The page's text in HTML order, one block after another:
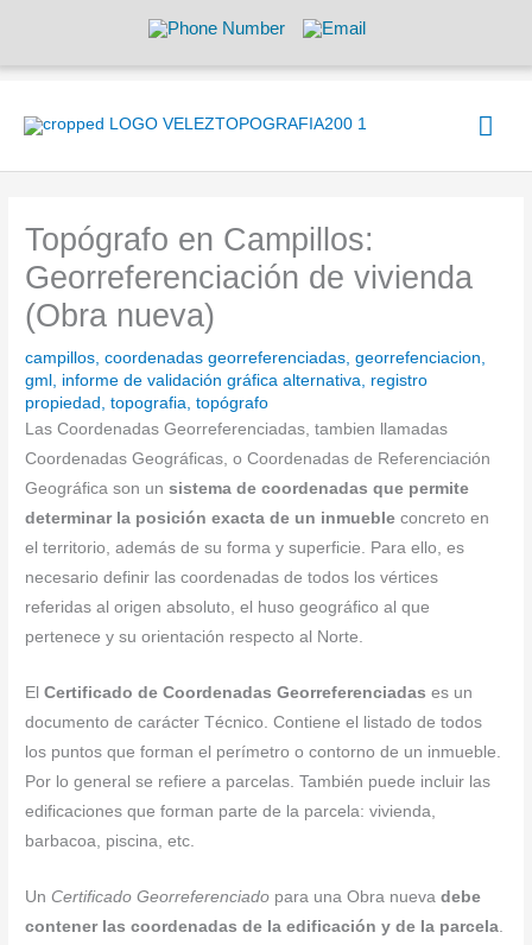
contenido
Topógrafo en Campillos:
Georreferenciación de vivienda
(Obra nueva)
campillos,coordenadas georreferenciadas,georrefenciacion,
gml , informe de validación gráfica alternativa, registro
propiedad ,topografia,topógrafo
Las Coordenadas Georreferenciadas, tambien llamadas
Coordenadas Geográficas, o Coordenadas de Referenciación
Geográfica son unsistema de coordenadas que permite
determinar la posición exacta de un inmueble concreto en
el territorio, además de su forma y superficie. Para ello, es
necesario definir las coordenadas de todos los vértices
referidas al origen absoluto, el huso geográfico al que
pertenece y su orientación respecto al Norte.
ElCertificado de Coordenadas Georreferenciadas es un
documento de carácter Técnico. Contiene el listado de todos
los puntos que forman el perímetro o contorno de un inmueble.
Por lo general se refiere a parcelas. También puede incluir las
edificaciones que forman parte de la parcela: vivienda,
barbacoa, piscina, etc.
Un Certificado Georreferenciado para una Obra nuevadebe
contener las coordenadas de la edificación y de la parcela